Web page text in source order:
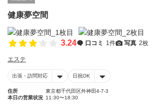
健康夢空間
3.24 口コミ 1件 写真 2枚
エステ
出張・訪問対応 日祝OK
住所
東京都千代田区外神田4-7-3
本日の営業状況 11:30〜18:30